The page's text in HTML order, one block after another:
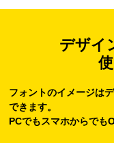
デザイ
フォントのイメージは
できます。
PCでもスマホからでも